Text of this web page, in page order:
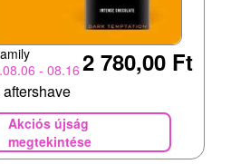
- 08.16 2 780,00 Ft
Akciós újság
megtekintése